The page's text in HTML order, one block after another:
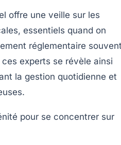
offre une veille sur les
essentiels quand on
réglementaire
experts se révèle ainsi
la gestion quotidienne et
pour se concentrer sur